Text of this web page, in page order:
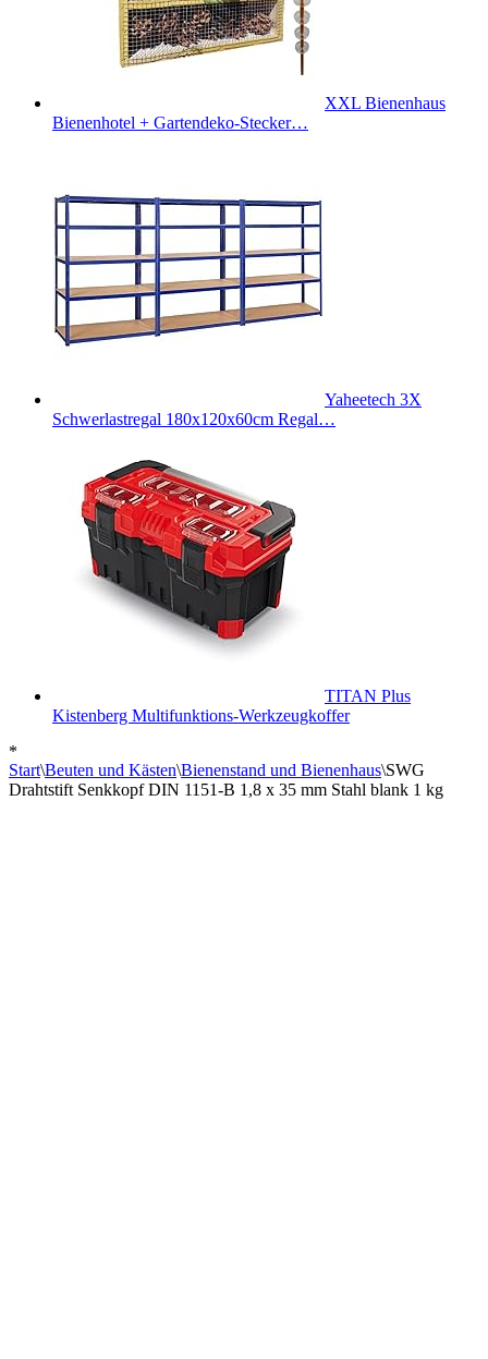
XXL Bienenhaus
Bienenhotel + Gartendeko-Stecker…
Yaheetech 3X
Schwerlastregal 180x120x60cm Regal…
TITAN Plus
Kistenberg Multifunktions-Werkzeugkoffer
*
Start\Beuten und Kästen\Bienenstand und Bienenhaus\SWG
Drahtstift Senkkopf DIN 1151-B 1,8 x 35 mm Stahl blank 1 kg